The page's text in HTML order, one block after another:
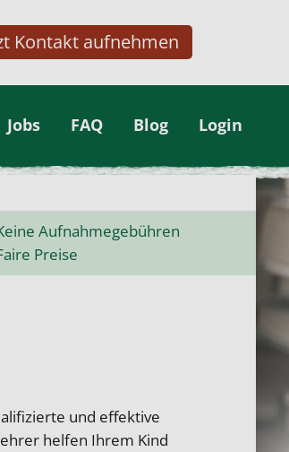
Kontakt aufnehmen
Jobs FAQ Blog Login
Aufnahmegebühren
Preise
und effektive
helfen Ihrem Kind